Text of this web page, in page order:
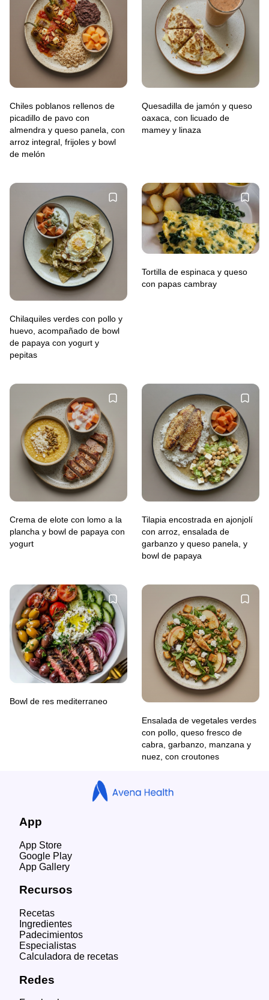
Chiles poblanos rellenos de
picadillo de pavo con
almendra y queso panela, con
arroz integral, frijoles y bowl
de melón
Quesadilla de jamón y queso
oaxaca, con licuado de
mamey y linaza
Chilaquiles verdes con pollo y
huevo, acompañado de bowl
de papaya con yogurt y
pepitas
Tortilla de espinaca y queso
con papas cambray
Crema de elote con lomo a la
plancha y bowl de papaya con
yogurt
Tilapia encostrada en ajonjolí
con arroz, ensalada de
garbanzo y queso panela, y
bowl de papaya
Bowl de res mediterraneo
Ensalada de vegetales verdes
con pollo, queso fresco de
cabra, garbanzo, manzana y
nuez, con croutones
App
App Store
Google Play
App Gallery
Recursos
Recetas
Ingredientes
Padecimientos
Especialistas
Calculadora de recetas
Redes